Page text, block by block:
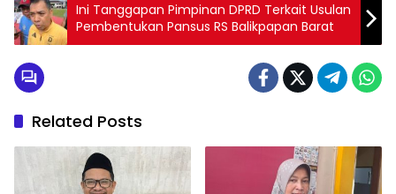
Ini Tanggapan Pimpinan DPRD Terkait Usulan
Pembentukan Pansus RS Balikpapan Barat
Related Posts